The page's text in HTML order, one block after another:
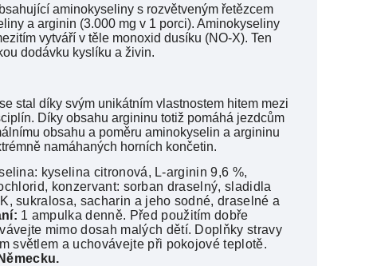
aminokyseliny s rozvětveným řetězcem
a arginin (3.000 mg v 1 porci). Aminokyseliny
vytváří v těle monoxid dusíku (NO-X). Ten
dodávku kyslíku a živin.
stal díky svým unikátním vlastnostem hitem mezi
Díky obsahu argininu totiž pomáhá jezdcům
obsahu a poměru aminokyselin a argininu
namáhaných horních končetin.
kyselina citronová, L-arginin 9,6 %,
konzervant: sorban draselný, sladidla
sukralosa, sacharin a jeho sodné, draselné a
1 ampulka denně. Před použitím dobře
mimo dosah malých dětí. Doplňky stravy
světlem a uchovávejte při pokojové teplotě.